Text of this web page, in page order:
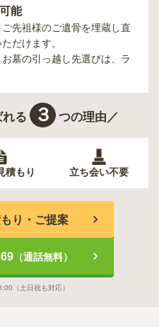
能
先祖様のご遺骨を埋蔵し直
だけます。
墓の引っ越し先選びは、ラ
る ３ つの理由／
積もり 立ち会い不要
り・ご提案
（通話無料）
（土日祝も対応）